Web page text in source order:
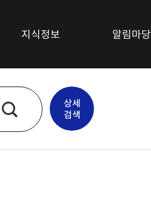
지식정보
최신뉴스
기술/시장동향
특허정보
심층보고서
알림마당
상세
검색